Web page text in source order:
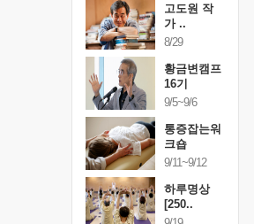
고도원 작
가 ..
8/29
황금변캠프
16기
9/5~9/6
통증잡는워
크숍
9/11~9/12
하루명상
[250..